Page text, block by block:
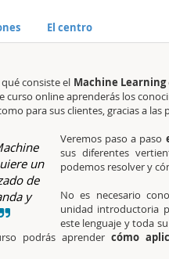
El centro
consiste el Machine Learning
curso online aprenderás los
para sus clientes, gracias a
un
de
y
Veremos paso a paso
sus diferentes
podemos resolver y
No es necesario
unidad introductoria
este lenguaje y toda
podrás aprendercómo